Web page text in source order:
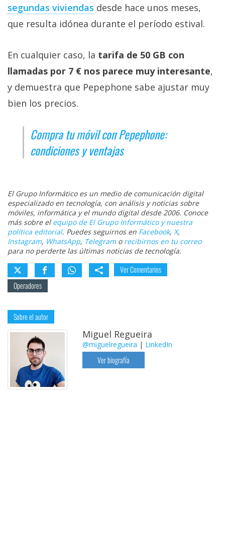
segundas viviendas‎ desde hace unos meses,
que resulta idónea durante el período estival.
En cualquier caso, la tarifa de 50 GB con
llamadas por 7 € nos parece muy interesante,
y demuestra que Pepephone sabe ajustar muy
bien los precios.
Compra tu móvil con Pepephone:
condiciones y ventajas
El Grupo Informático es un medio de comunicación digital
especializado en tecnología, con análisis y noticias sobre
móviles, informática y el mundo digital desde 2006. Conoce
más sobre el equipo de El Grupo Informático y nuestra
política editorial. Puedes seguirnos en Facebook, X,
Instagram, WhatsApp, Telegramo recibirnos en tu correo
para no perderte las últimas noticias de tecnología.
Ver Comentarios
Operadores
Sobre el autor
Miguel Regueira
@miguelregueira | LinkedIn
Ver biografía